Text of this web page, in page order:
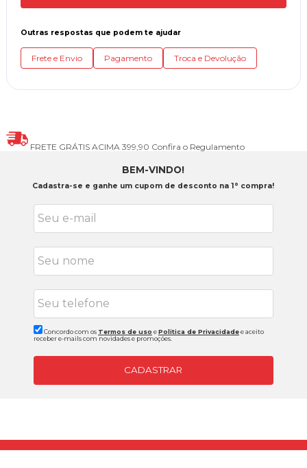
Outras respostas que podem te ajudar
Frete e Envio Pagamento Troca e Devolução
FRETE GRÁTIS ACIMA 399,90 Confira o Regulamento
BEM-VINDO!
Cadastra-se e ganhe um cupom de desconto na 1° compra!
Concordo com os Termos de uso ePolitica de Privacidadee aceito
receber e-mails com novidades e promoções.
CADASTRAR